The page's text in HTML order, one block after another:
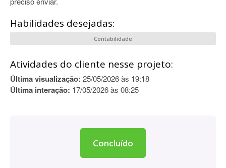
Habilidades desejadas:
Contabilidade
Atividades do cliente nesse projeto:
Última visualização: 25/05/2026 às 19:18
Última interação: 17/05/2026 às 08:25
Concluído